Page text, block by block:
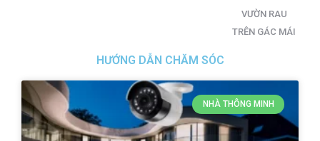
VƯỜN RAU
TRÊN GÁC MÁI
HƯỚNG DẪN CHĂM SÓC
NHÀ THÔNG MINH